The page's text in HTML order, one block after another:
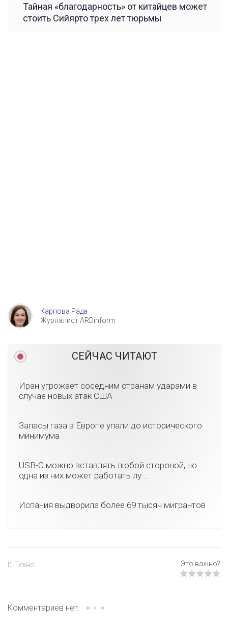
Тайная «благодарность» от китайцев может
стоить Сийярто трех лет тюрьмы
Карпова Рада
Журналист ARDinform
СЕЙЧАС ЧИТАЮТ
Иран угрожает соседним странам ударами в
случае новых атак США
Запасы газа в Европе упали до исторического
минимума
USB-C можно вставлять любой стороной, но
одна из них может работать лу...
Испания выдворила более 69 тысяч мигрантов
Техно
Комментариев нет.